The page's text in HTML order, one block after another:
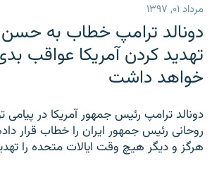
مرداد ۰۱, ۱۳۹۷
دونالد ترامپ خطاب به
تهدید کردن آمریکا عواقب
خواهد داشت
دونالد ترامپ رئیس جمهور آمریکا در
روحانی رئیس جمهور ایران را خطاب قرار
هرگز و دیگر هیچ وقت ایالات متحده را